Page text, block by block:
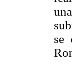
se